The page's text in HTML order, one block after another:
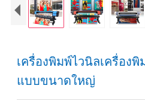
เครื่องพิมพ์ไวนิลเครื่อง
แบบขนาดใหญ่